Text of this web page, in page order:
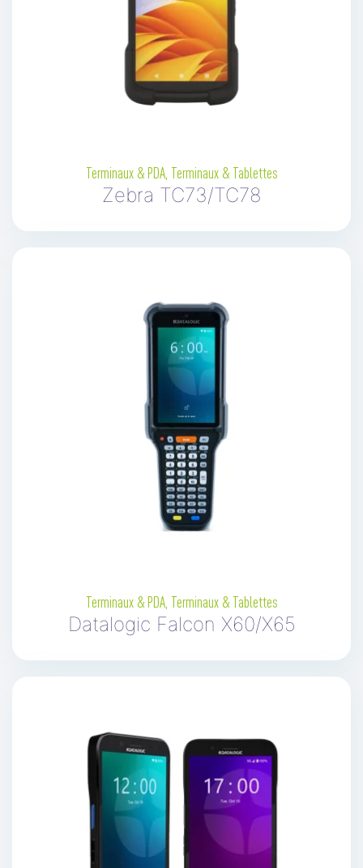
Terminaux & PDA, Terminaux & Tablettes
Zebra TC73/TC78
Terminaux & PDA, Terminaux & Tablettes
Datalogic Falcon X60/X65